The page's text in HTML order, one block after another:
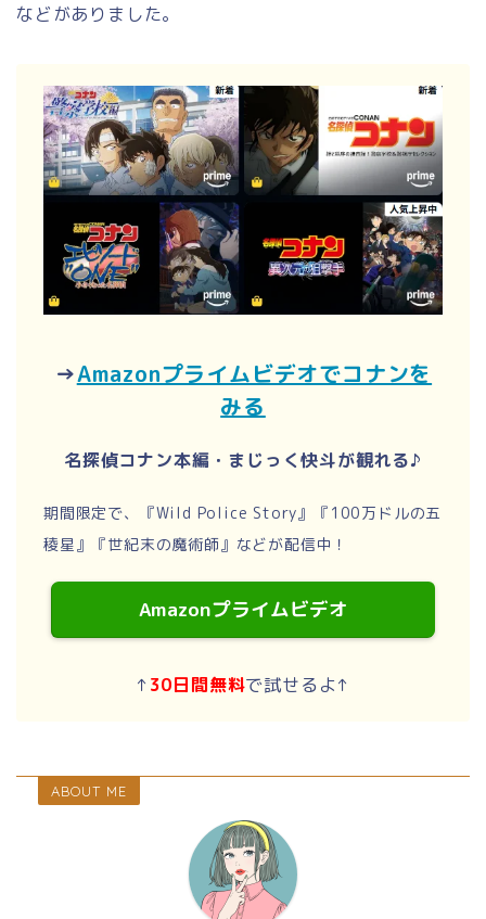
などがありました。
→Amazonプライムビデオでコナンを
みる
名探偵コナン本編・まじっく快斗が観れる♪
期間限定で、『Wild Police Story』『100万ドルの五
稜星』『世紀末の魔術師』などが配信中！
Amazonプライムビデオ
↑ 30日間無料で試せるよ↑
ABOUT ME